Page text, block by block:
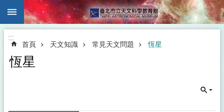
跳到主要內容區塊
:::
首頁 天文知識 常見天文問題 恆星
恆星